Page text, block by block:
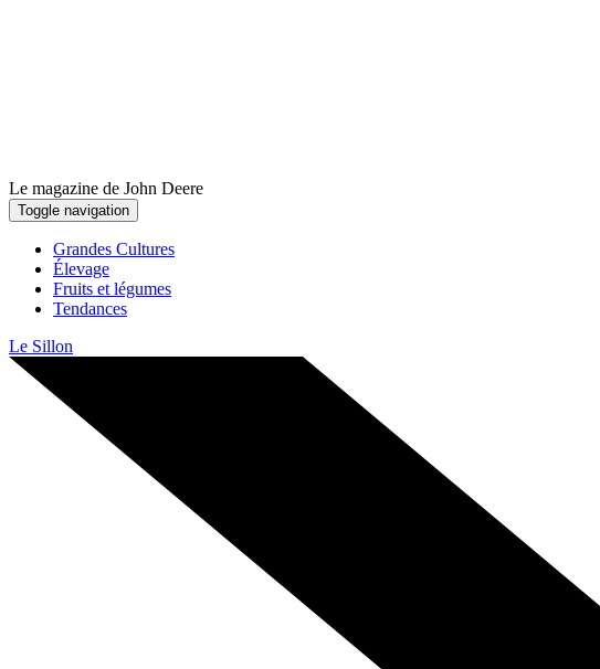
Le magazine de John Deere
Toggle navigation
Grandes Cultures
Élevage
Fruits et légumes
Tendances
Le Sillon